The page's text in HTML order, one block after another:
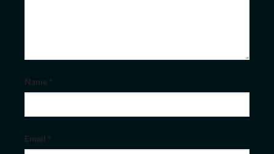
Name *
Email *